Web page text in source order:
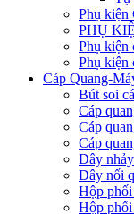
Phụ kiện
PHỤ
Phụ kiện
Phụ kiện
Cáp Quang-
Bút soi
Cáp
Cáp
Cáp
Dây
Dây nối
Hộp
Hộp